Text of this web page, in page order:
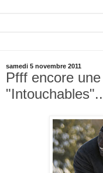
samedi 5 novembre 2011
Pfff encore